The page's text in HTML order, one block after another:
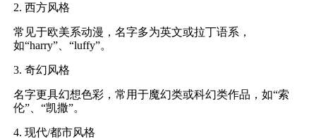
2. 西方风格
常见于欧美系动漫，名字多为英文或拉丁语系，
如“harry”、“luffy”。
3. 奇幻风格
名字更具幻想色彩，常用于魔幻类或科幻类作品，如“索
伦”、“凯撒”。
4. 现代/都市风格